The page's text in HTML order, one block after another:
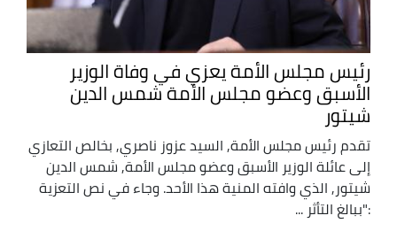
رئيس مجلس الأمة يعزي في وفاة الوزير
الأسبق وعضو مجلس الأمة شمس الدين
شيتور
تقدم رئيس مجلس الأمة, السيد عزوز ناصري, بخالص التعازي
إلى عائلة الوزير الأسبق وعضو مجلس الأمة, شمس الدين
شيتور, الذي وافته المنية هذا الأحد. وجاء في نص التعزية
:"ببالغ التأثر ...